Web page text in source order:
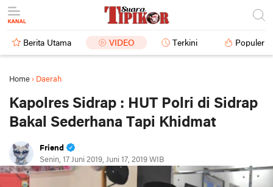
Berita Utama VIDEO Terkini Populer
Home › Daerah
Kapolres Sidrap : HUT Polri di Sidrap
Bakal Sederhana Tapi Khidmat
Friend
Senin, 17 Juni 2019, Juni 17, 2019 WIB